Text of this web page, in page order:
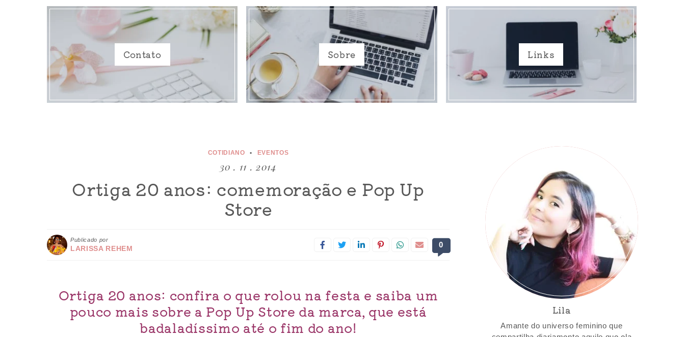
Contato Sobre Links
COTIDIANO EVENTOS
30 . 11 . 2014
Ortiga 20 anos: comemoração e Pop Up
Store
Publicado por
LARISSA REHEM 0
Ortiga 20 anos: confira o que rolou na festa e saiba um
pouco mais sobre a Pop Up Store da marca, que está
badaladíssimo até o fim do ano!
Lila
Amante do universo feminino que